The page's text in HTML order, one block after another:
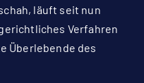
läuft seit nun
Verfahren
Überlebende des